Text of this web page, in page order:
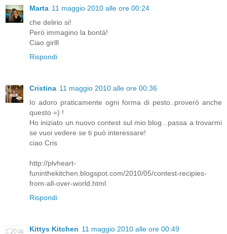
Marta 11 maggio 2010 alle ore 00:24
che delirio si!
Però immagino la bontà!
Ciao girlll
Rispondi
Cristina 11 maggio 2010 alle ore 00:36
Io adoro praticamente ogni forma di pesto..proverò anche
questo =) !
Ho iniziato un nuovo contest sul mio blog...passa a trovarmi
se vuoi vedere se ti può interessare!
ciao Cris
http://plvheart-
funinthekitchen.blogspot.com/2010/05/contest-recipies-
from-all-over-world.html
Rispondi
Kittys Kitchen 11 maggio 2010 alle ore 00:49